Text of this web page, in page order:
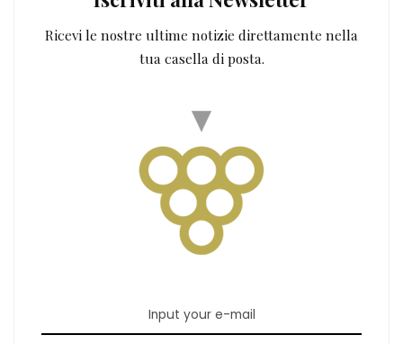
Ricevi le nostre ultime notizie direttamente nella
tua casella di posta.